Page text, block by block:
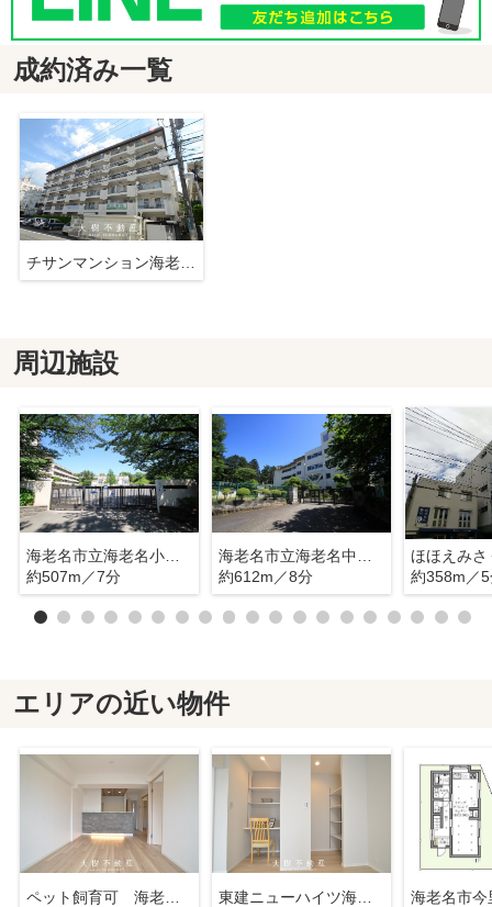
成約済み一覧
チサンマンション海老名4階 3ＤＫリノベーションマンション
周辺施設
海老名市立海老名小学校
約507m／7分
海老名市立海老名中学校
約612m／8分
ほほえみさ
約358m／
エリアの近い物件
ペット飼育可 海老名スカイハイツ4階 3ＬＤＫリフォーム済み
東建ニューハイツ海老名13号棟 4階3LDK リフォーム済み